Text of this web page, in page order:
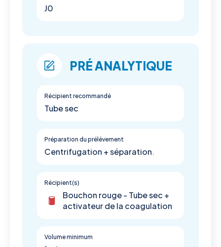
J0
PRÉ ANALYTIQUE
Récipient recommandé
Tube sec
Préparation du prélévement
Centrifugation + séparation.
Récipient(s)
Bouchon rouge - Tube sec +
activateur de la coagulation
Volume minimum